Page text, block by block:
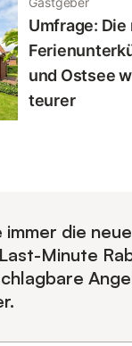
Umfrage:
und Ostsee
teurer
immer die
Minute